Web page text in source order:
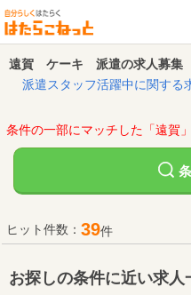
遠賀 ケーキ 派遣の求人募集
派遣スタッフ活躍中に関する
条件の一部にマッチした「遠賀
ヒット件数： 39件
お探しの条件に近い求人